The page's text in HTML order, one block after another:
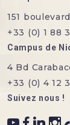
151
+33 (0) 1 88
Campus de
4 Bd
+33 (0) 4 12
Suivez nous !